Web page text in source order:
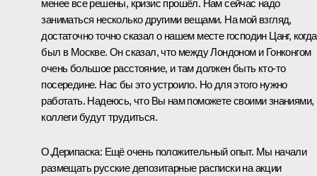
менее все решены, кризис прошёл. Нам сейчас надо
заниматься несколько другими вещами. На мой взгляд,
достаточно точно сказал о нашем месте господин Цанг,
был в Москве. Он сказал, что между Лондоном и Гонконгом
очень большое расстояние, и там должен быть кто‑то
посередине. Нас бы это устроило. Но для этого нужно
работать. Надеюсь, что Вы нам поможете своими знаниями,
коллеги будут трудиться.
О.Дерипаска: Ещё очень положительный опыт. Мы начали
размещать русские депозитарные расписки на акции